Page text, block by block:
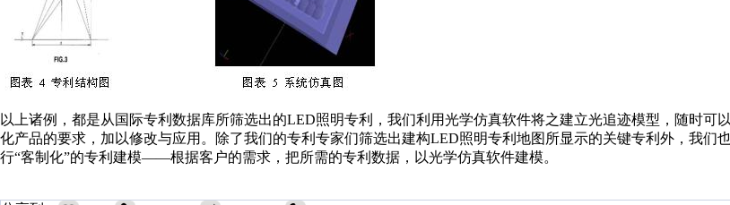
以上诸例，都是从国际专利数据库所筛选出的LED照明专利，我们利用光学仿真软件将之建立光追迹模型，随时可
化产品的要求，加以修改与应用。除了我们的专利专家们筛选出建构LED照明专利地图所显示的关键专利外，我们
行“客制化”的专利建模——根据客户的需求，把所需的专利数据，以光学仿真软件建模。